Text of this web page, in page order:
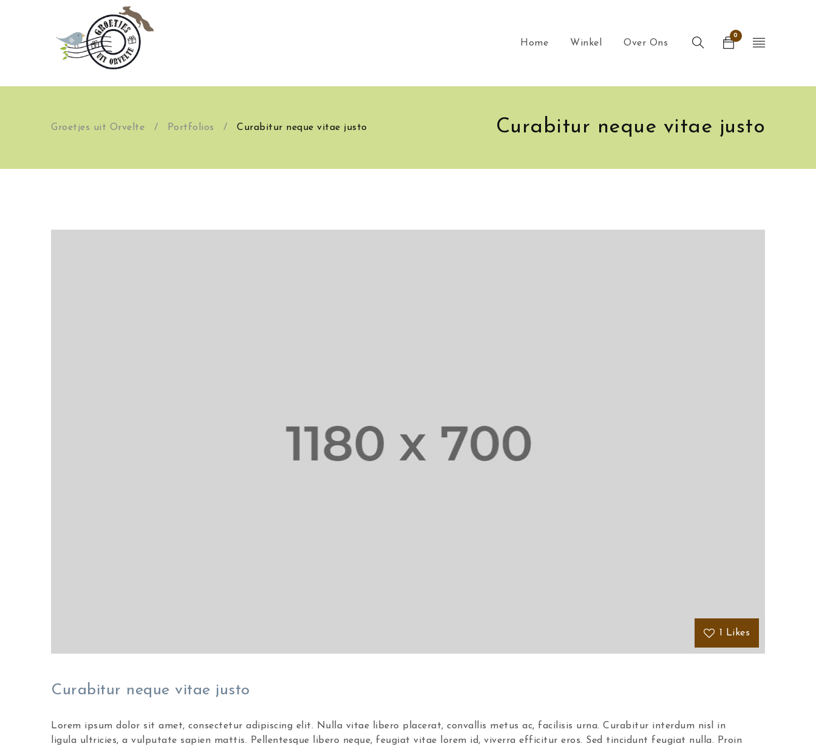
Home Winkel Over Ons
0
Groetjes uit Orvelte / Portfolios / Curabitur neque vitae justo Curabitur neque vitae justo
1 Likes
Curabitur neque vitae justo
Lorem ipsum dolor sit amet, consectetur adipiscing elit. Nulla vitae libero placerat, convallis metus ac, facilisis urna. Curabitur interdum nisl in
ligula ultricies, a vulputate sapien mattis. Pellentesque libero neque, feugiat vitae lorem id, viverra efficitur eros. Sed tincidunt feugiat nulla. Proin